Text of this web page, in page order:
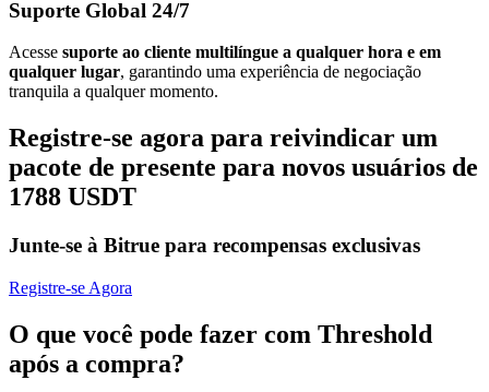
Suporte Global 24/7
Acesse suporte ao cliente multilíngue a qualquer hora e em
qualquer lugar, garantindo uma experiência de negociação
tranquila a qualquer momento.
Registre-se agora para reivindicar um
pacote de presente para novos usuários de
1788 USDT
Junte-se à Bitrue para recompensas exclusivas
Registre-se Agora
O que você pode fazer com Threshold
após a compra?